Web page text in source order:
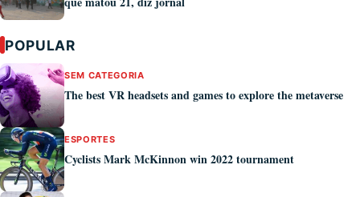
POPULAR
SEM CATEGORIA
The best VR headsets and games to explore the metaverse
ESPORTES
Cyclists Mark McKinnon win 2022 tournament